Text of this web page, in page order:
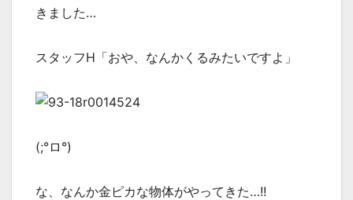
きました…
スタッフH「おや、なんかくるみたいですよ」
(;°ロ°)
な、なんか金ピカな物体がやってきた…!!